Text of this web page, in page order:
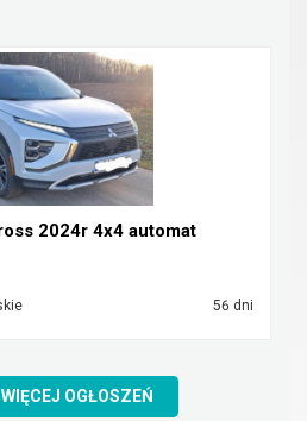
2024r 4x4 automat
56 dni
OGŁOSZEŃ